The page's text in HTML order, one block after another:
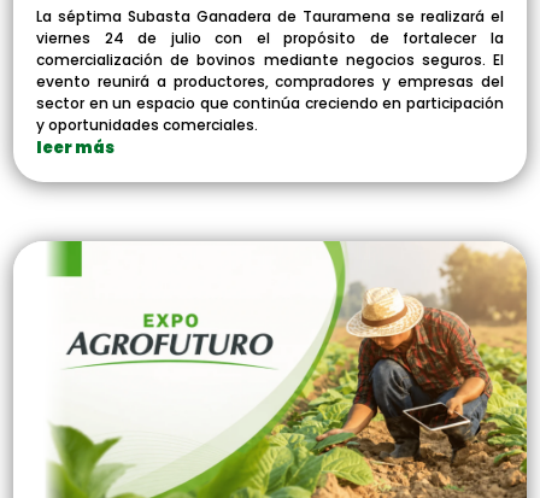
La séptima Subasta Ganadera de Tauramena se realizará el
viernes 24 de julio con el propósito de fortalecer la
comercialización de bovinos mediante negocios seguros. El
evento reunirá a productores, compradores y empresas del
sector en un espacio que continúa creciendo en participación
y oportunidades comerciales.
leer más